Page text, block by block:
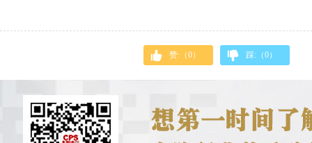
赞:（0） 踩:（0）